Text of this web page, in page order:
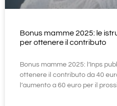
Bonus mamme 2025: le
per ottenere il contributo
Bonus mamme 2025: l’Inps
ottenere il contributo da 40
l’aumento a 60 euro per il